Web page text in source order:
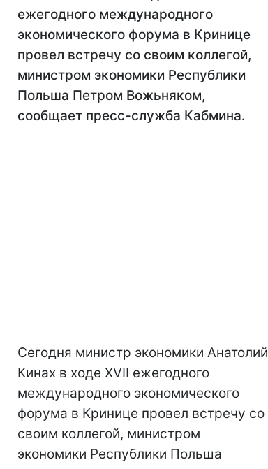
ежегодного международного
экономического форума в Кринице
провел встречу со своим коллегой,
министром экономики Республики
Польша Петром Вожьняком,
сообщает пресс-служба Кабмина.
Сегодня министр экономики Анатолий
Кинах в ходе XVII ежегодного
международного экономического
форума в Кринице провел встречу со
своим коллегой, министром
экономики Республики Польша